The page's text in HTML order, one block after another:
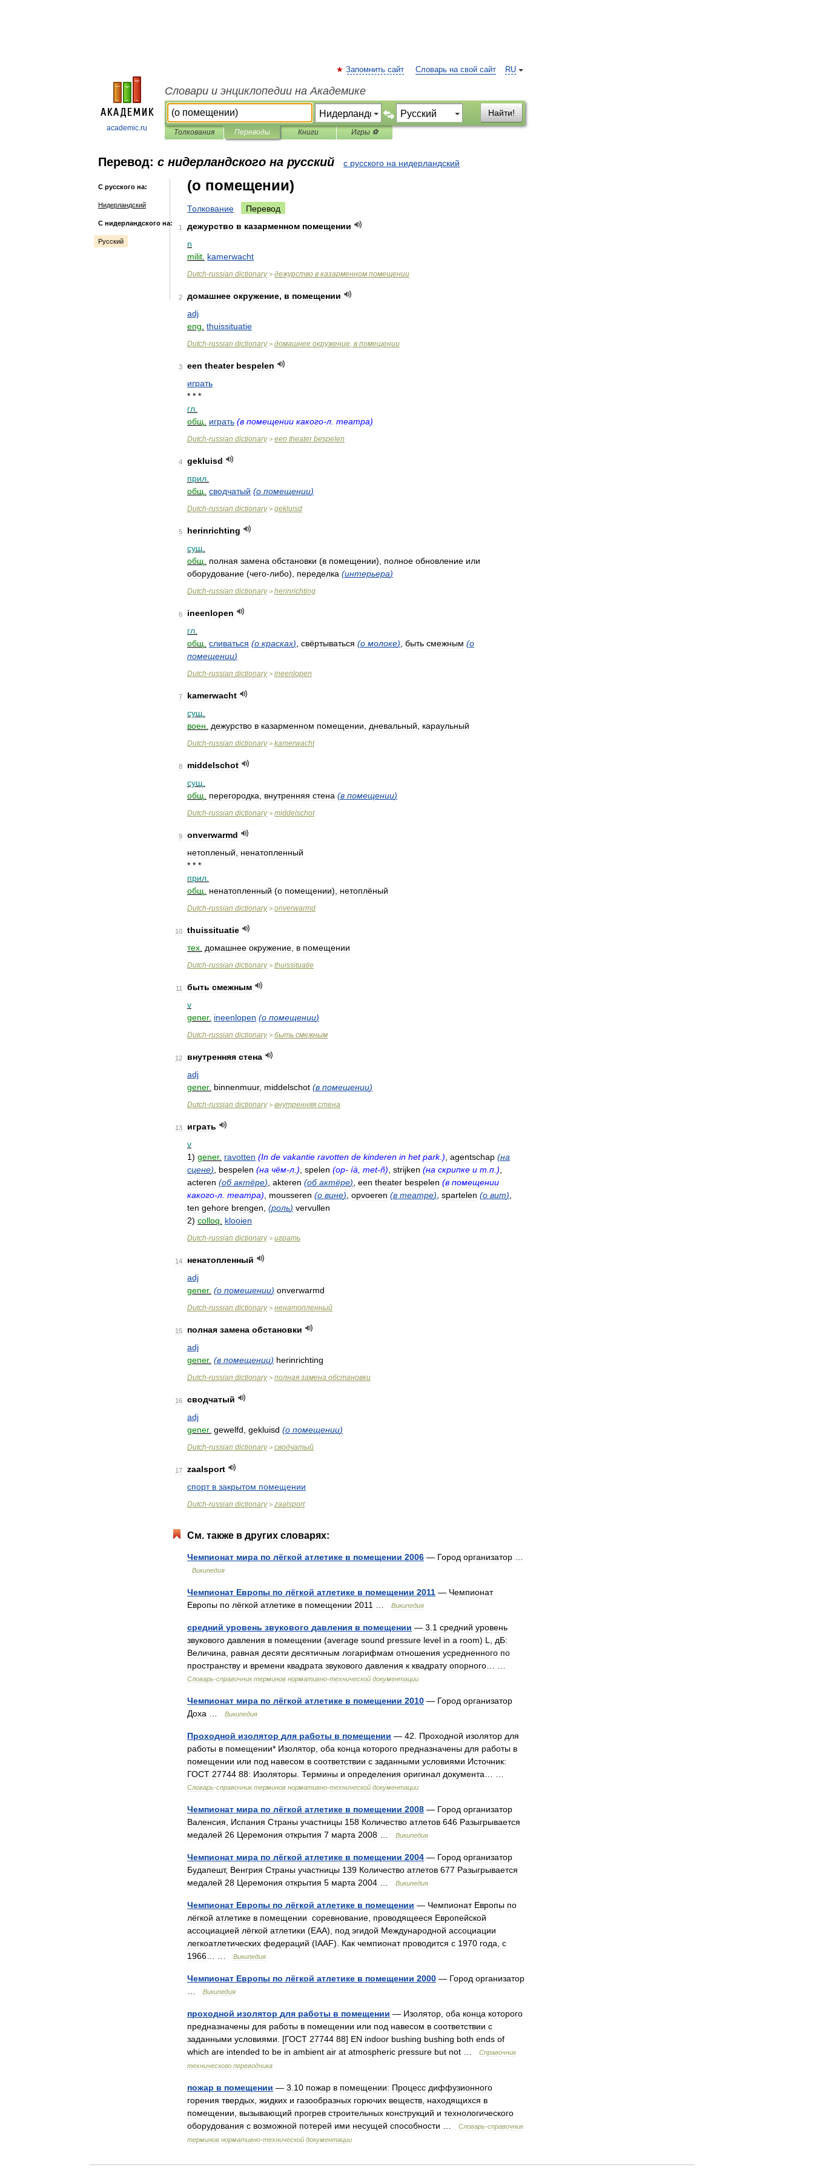
academic.ru
RU
Запомнить сайт Словарь на свой сайт
Словари и энциклопедии на Академике
Найти!
Толкования Переводы Книги Игры ⚽
Перевод: с нидерландского на русский с русского на нидерландский
С русского на:
Нидерландский
С нидерландского на:
Русский
(о помещении)
Толкование Перевод
1 дежурство в казарменном помещении
n
milit kamerwacht
Dutch-russian dictionary> дежурство в казарменном помещении
2 домашнее окружение, в помещении
adj
eng thuissituatie
Dutch-russian dictionary> домашнее окружение, в помещении
3 een theater bespelen
играть
* * *
гл
общ
играть (в помещении какого-л театра)
Dutch-russian dictionary> een theater bespelen
4
gekluisd
прил
общ сводчатый (о помещении)
Dutch-russian dictionary> gekluisd
5
herinrichting
сущ
общ
полная замена обстановки (в помещении), полное обновление или
оборудование (чего-либо), переделка (интерьера)
Dutch-russian dictionary> herinrichting
6
ineenlopen
гл
общ сливаться (о красках) свёртываться (о молоке) быть смежным (о
помещении)
Dutch-russian dictionary> ineenlopen
7
kamerwacht
сущ
воен
дежурство в казарменном помещении дневальный караульный
Dutch-russian dictionary> kamerwacht
8
middelschot
сущ
общ
перегородка внутренняя стена (в помещении)
Dutch-russian dictionary> middelschot
9
onverwarmd
нетопленый
ненатопленный
* * *
прил
общ
ненатопленный (о помещении), нетоплёный
Dutch-russian dictionary> onverwarmd
10
thuissituatie
тех домашнее окружение в помещении
Dutch-russian dictionary> thuissituatie
11 быть смежным
v
gener. ineenlopen (о помещении)
Dutch-russian dictionary> быть смежным
12 внутренняя стена
adj
gener. binnenmuur, middelschot (в помещении)
Dutch-russian dictionary> внутренняя стена
13
играть
v
1) gener. ravotten (In de vakantie ravotten de kinderen in het park.) agentschap (на
сцене) bespelen (на чём-л .) spelen (op- íà met-ñ) strijken (на скрипке и т п .)
acteren (об актёре) akteren (об актёре) een theater bespelen (в помещении
какого-л театра) mousseren (о вине) opvoeren (в театре) spartelen (о вит)
ten gehore brengen (роль) vervullen
2) colloq klooien
Dutch-russian dictionary> играть
14
ненатопленный
adj
gener. (о помещении) onverwarmd
Dutch-russian dictionary> ненатопленный
15 полная замена обстановки
adj
gener. (в помещении) herinrichting
Dutch-russian dictionary> полная замена обстановки
16
сводчатый
adj
gener. gewelfd gekluisd (о помещении)
Dutch-russian dictionary> сводчатый
17
zaalsport
спорт в закрытом помещении
Dutch-russian dictionary> zaalsport
См. также в других словарях:
Чемпионат мира по лёгкой атлетике в помещении 2006 — Город организатор
Википедия
Чемпионат Европы по лёгкой атлетике в помещении 2011 — Чемпионат
Европы по лёгкой атлетике в помещении 2011 Википедия
средний уровень звукового давления в помещении — 3 1 средний уровень
звукового давления в помещении (average sound pressure level in a room) L
дБ:
Величина
равная десяти десятичным логарифмам отношения усредненного по
пространству и времени квадрата звукового давления к квадрату опорного
Словарь-справочник терминов нормативно-технической документации
Чемпионат мира по лёгкой атлетике в помещении 2010 — Город организатор
Доха
Википедия
Проходной изолятор для работы в помещении — 42 Проходной изолятор для
работы в помещении* Изолятор оба конца которого предназначены для работы в
помещении или под навесом в соответствии с заданными условиями Источник:
ГОСТ 27744 88: Изоляторы Термины и определения оригинал документа
Словарь-справочник терминов нормативно-технической документации
Чемпионат мира по лёгкой атлетике в помещении 2008 — Город организатор
Валенсия
Испания Страны участницы 158 Количество атлетов 646 Разыгрывается
медалей 26 Церемония открытия 7 марта 2008 Википедия
Чемпионат мира по лёгкой атлетике в помещении 2004 — Город организатор
Будапешт, Венгрия Страны участницы 139 Количество атлетов 677 Разыгрывается
медалей 28 Церемония открытия 5 марта 2004 Википедия
Чемпионат Европы по лёгкой атлетике в помещении — Чемпионат Европы по
лёгкой атлетике в помещении соревнование проводящееся Европейской
ассоциацией лёгкой атлетики (EAA), под эгидой Международной ассоциации
легкоатлетических федераций (IAAF). Как чемпионат проводится с 1970 года с
1966
Википедия
Чемпионат Европы по лёгкой атлетике в помещении 2000 — Город организатор
Википедия
проходной изолятор для работы в помещении — Изолятор оба конца которого
предназначены для работы в помещении или под навесом в соответствии с
заданными условиями . [ГОСТ 27744 88] EN indoor bushing bushing both ends of
which are intended to be in ambient air at atmospheric pressure but not
Справочник
технического переводчика
пожар в помещении — 3 10 пожар в помещении: Процесс диффузионного
горения твердых жидких и газообразных горючих веществ находящихся в
помещении
вызывающий прогрев строительных конструкций и технологического
оборудования с возможной потерей ими несущей способности Словарь-справочник
терминов нормативно-технической документации